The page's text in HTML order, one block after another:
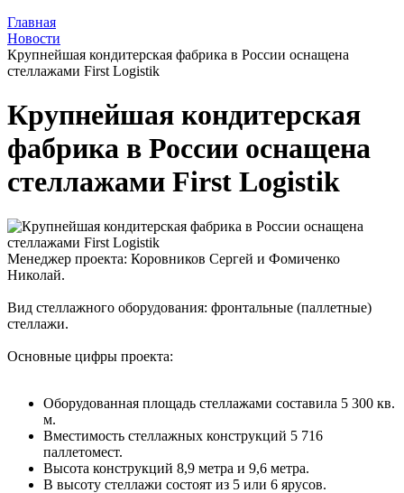
Главная
Новости
Крупнейшая кондитерская фабрика в России оснащена
стеллажами First Logistik
Крупнейшая кондитерская
фабрика в России оснащена
стеллажами First Logistik
Менеджер проекта: Коровников Сергей и Фомиченко
Николай.
Вид стеллажного оборудования: фронтальные (паллетные)
стеллажи.
Основные цифры проекта:
Оборудованная площадь стеллажами составила 5 300 кв.
м.
Вместимость стеллажных конструкций 5 716
паллетомест.
Высота конструкций 8,9 метра и 9,6 метра.
В высоту стеллажи состоят из 5 или 6 ярусов.